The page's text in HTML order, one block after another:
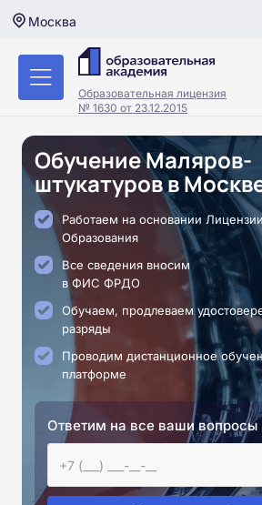
Москва
Образовательная лицензия
№ 1630 от 23.12.2015
Обучение Маляров-
штукатуров в
Работаем на основании
Образования
Все сведения вносим
в ФИС ФРДО
Обучаем, продлеваем
разряды
Проводим дистанционное
платформе
Ответим на все ваши вопросы